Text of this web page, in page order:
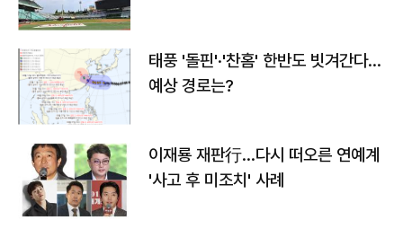
태풍 '돌핀'·'찬홈' 한반도 빗겨간다…
예상 경로는?
이재룡 재판行…다시 떠오른 연예계
'사고 후 미조치' 사례